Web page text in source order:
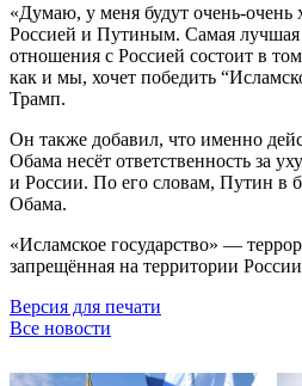
«Думаю, у меня будут очень-
Россией и Путиным. Самая лучшая
отношения с Россией состоит в
как и мы, хочет победить
Трамп.
Он также добавил, что именно
Обама несёт ответственность за
и России. По его словам, Путин в
Обама.
«Исламское государство» —
запрещённая на территории
Версия для печати
Все новости